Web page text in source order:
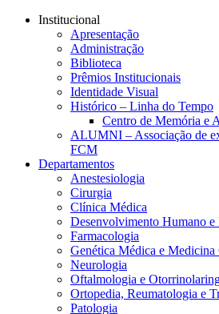
Conteúdo principal
Institucional
Apresentação
Administração
Biblioteca
Prêmios Institucionais
Identidade Visual
Histórico – Linha do Tempo
Centro de Memória e
ALUMNI – Associação de
FCM
Departamentos
Anestesiologia
Cirurgia
Clínica Médica
Desenvolvimento Humano e
Farmacologia
Genética Médica e Medicina
Neurologia
Oftalmologia e
Ortopedia, Reumatologia e
Patologia